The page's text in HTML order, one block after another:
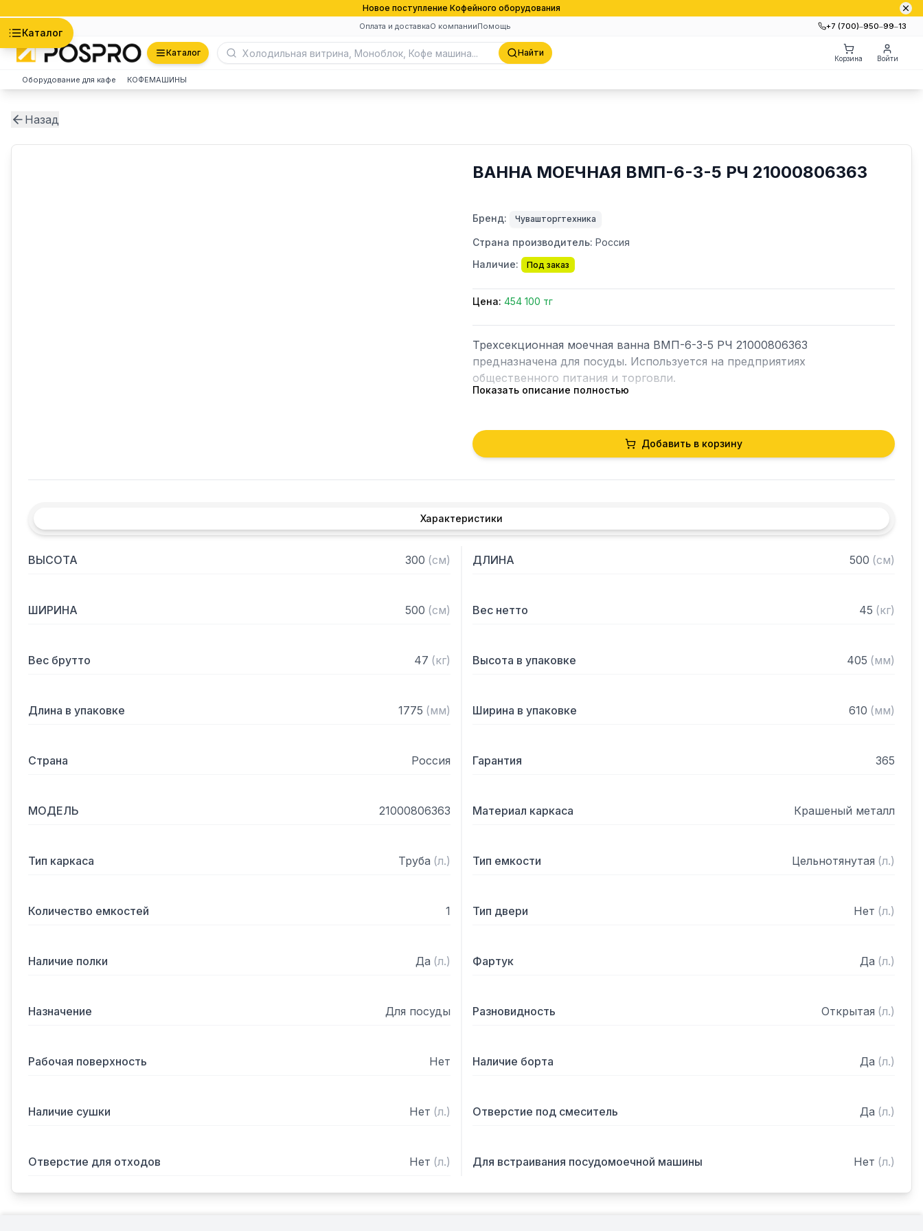
Новое поступление Кофейного оборудования
Оплата и доставкаО компанииПомощь +7 (700)‒950‒99‒13
Каталог
Каталог Найти
Корзина Войти
Оборудование для кафе КОФЕМАШИНЫ
Назад
ВАННА МОЕЧНАЯ ВМП-6-3-5 РЧ 21000806363
Бренд: Чувашторгтехника
Страна производитель: Россия
Наличие:
Под заказ
Цена: 454 100 тг
Трехсекционная моечная ванна ВМП-6-3-5 РЧ 21000806363
предназначена для посуды. Используется на предприятиях
общественного питания и торговли.
– Конструкция разборная
– Оснащена сифоном
– Регулируемые по высоте ножки с резиновыми вставками
– Столешница из нержавеющей стали
– Внутренние размеры каждой ванны: 500 х 500 х 300 мм
Показать описание полностью
Добавить в корзину
Характеристики
ВЫСОТА 300 (см) ДЛИНА 500 (см)
ШИРИНА 500 (см) Вес нетто 45 (кг)
Вес брутто 47 (кг) Высота в упаковке 405 (мм)
Длина в упаковке 1775 (мм) Ширина в упаковке 610 (мм)
Страна Россия Гарантия 365
МОДЕЛЬ 21000806363 Материал каркаса Крашеный металл
Тип каркаса Труба (л.) Тип емкости Цельнотянутая (л.)
Количество емкостей 1 Тип двери Нет (л.)
Наличие полки Да (л.) Фартук Да (л.)
Назначение Для посуды Разновидность Открытая (л.)
Рабочая поверхность Нет Наличие борта Да (л.)
Наличие сушки Нет (л.) Отверстие под смеситель Да (л.)
Отверстие для отходов Нет (л.) Для встраивания посудомоечной машины Нет (л.)